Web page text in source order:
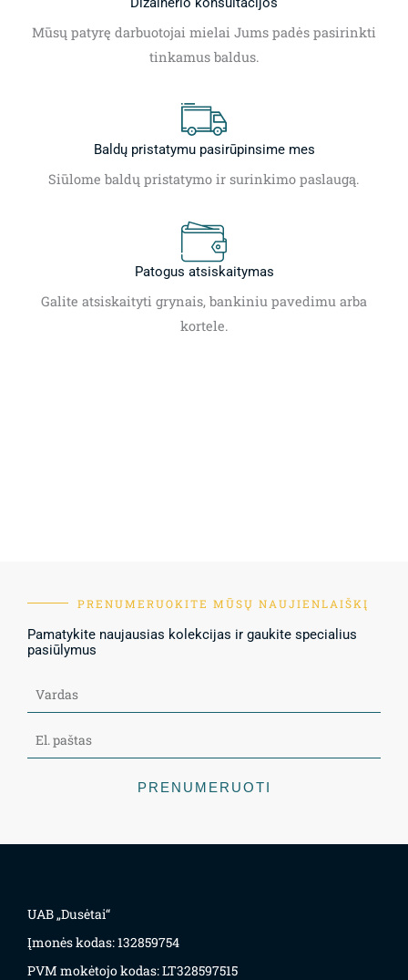
Mūsų patyrę darbuotojai mielai Jums padės pasirinkti
tinkamus baldus.
Baldų pristatymu pasirūpinsime mes
Siūlome baldų pristatymo ir surinkimo paslaugą.
Patogus atsiskaitymas
Galite atsiskaityti grynais, bankiniu pavedimu arba
kortele.
PRENUMERUOKITE MŪSŲ NAUJIENLAIŠKĮ
Pamatykite naujausias kolekcijas ir gaukite specialius
pasiūlymus
PRENUMERUOTI
UAB „Dusėtai“
Įmonės kodas: 132859754
PVM mokėtojo kodas: LT328597515